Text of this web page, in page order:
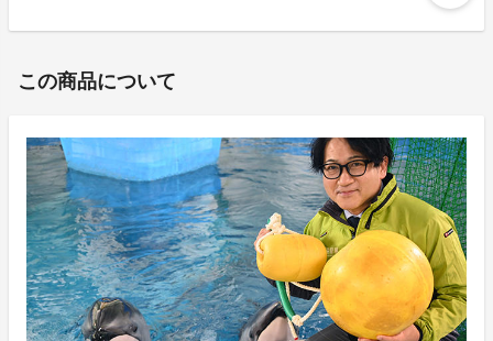
この商品について